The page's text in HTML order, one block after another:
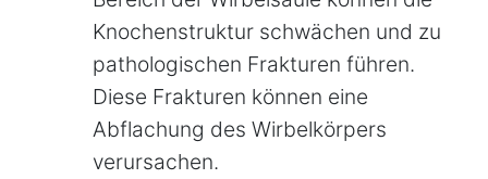
Knochenstruktur schwächen und zu
pathologischen Frakturen führen.
Diese Frakturen können eine
Abflachung des Wirbelkörpers
verursachen.